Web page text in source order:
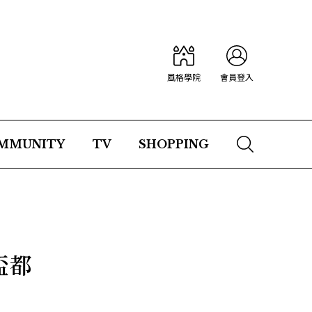
風格學院 會員登入
TV SHOPPING
都